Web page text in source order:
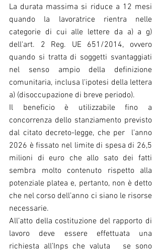
La durata massima si riduce a 12 mesi
quando la lavoratrice rientra nelle
categorie di cui alle lettere da a) a g)
dell'art. 2 Reg. UE 651/2014, ovvero
quando si tratta di soggetti svantaggiati
nel senso ampio della definizione
comunitaria, inclusa l'ipotesi della lettera
a) (disoccupazione di breve periodo).
Il beneficio è utilizzabile fino a
concorrenza dello stanziamento previsto
dal citato decreto-legge, che per  l’anno
2026 è fissato nel limite di spesa di 26,5
milioni di euro che allo sato dei fatti
sembra molto contenuto rispetto alla
potenziale platea e, pertanto, non è detto
che nel corso dell’anno ci siano le risorse
necessarie.
All’atto della costituzione del rapporto di
lavoro deve essere effettuata una
richiesta all’Inps che valuta   se sono